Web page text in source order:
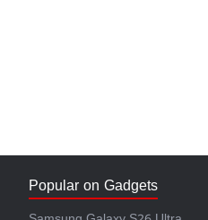
Popular on Gadgets